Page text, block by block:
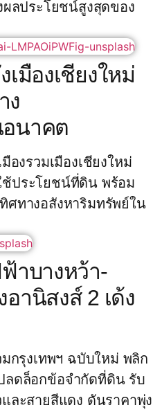
ลประโยชน์สูงสุดของ
เมืองเชียงใหม่
ง
นาคต
องรวมเมืองเชียงใหม่
ช้ประโยชน์ที่ดิน พร้อม
ศทางอสังหาริมทรัพย์ใน
าบางหว้า-
านิสงส์ 2 เด้ง
มกรุงเทพฯ ฉบับใหม่ พลิก
ลดล็อกข้อจำกัดที่ดิน รับ
ละสายสีแดง ดันราคาพุ่ง